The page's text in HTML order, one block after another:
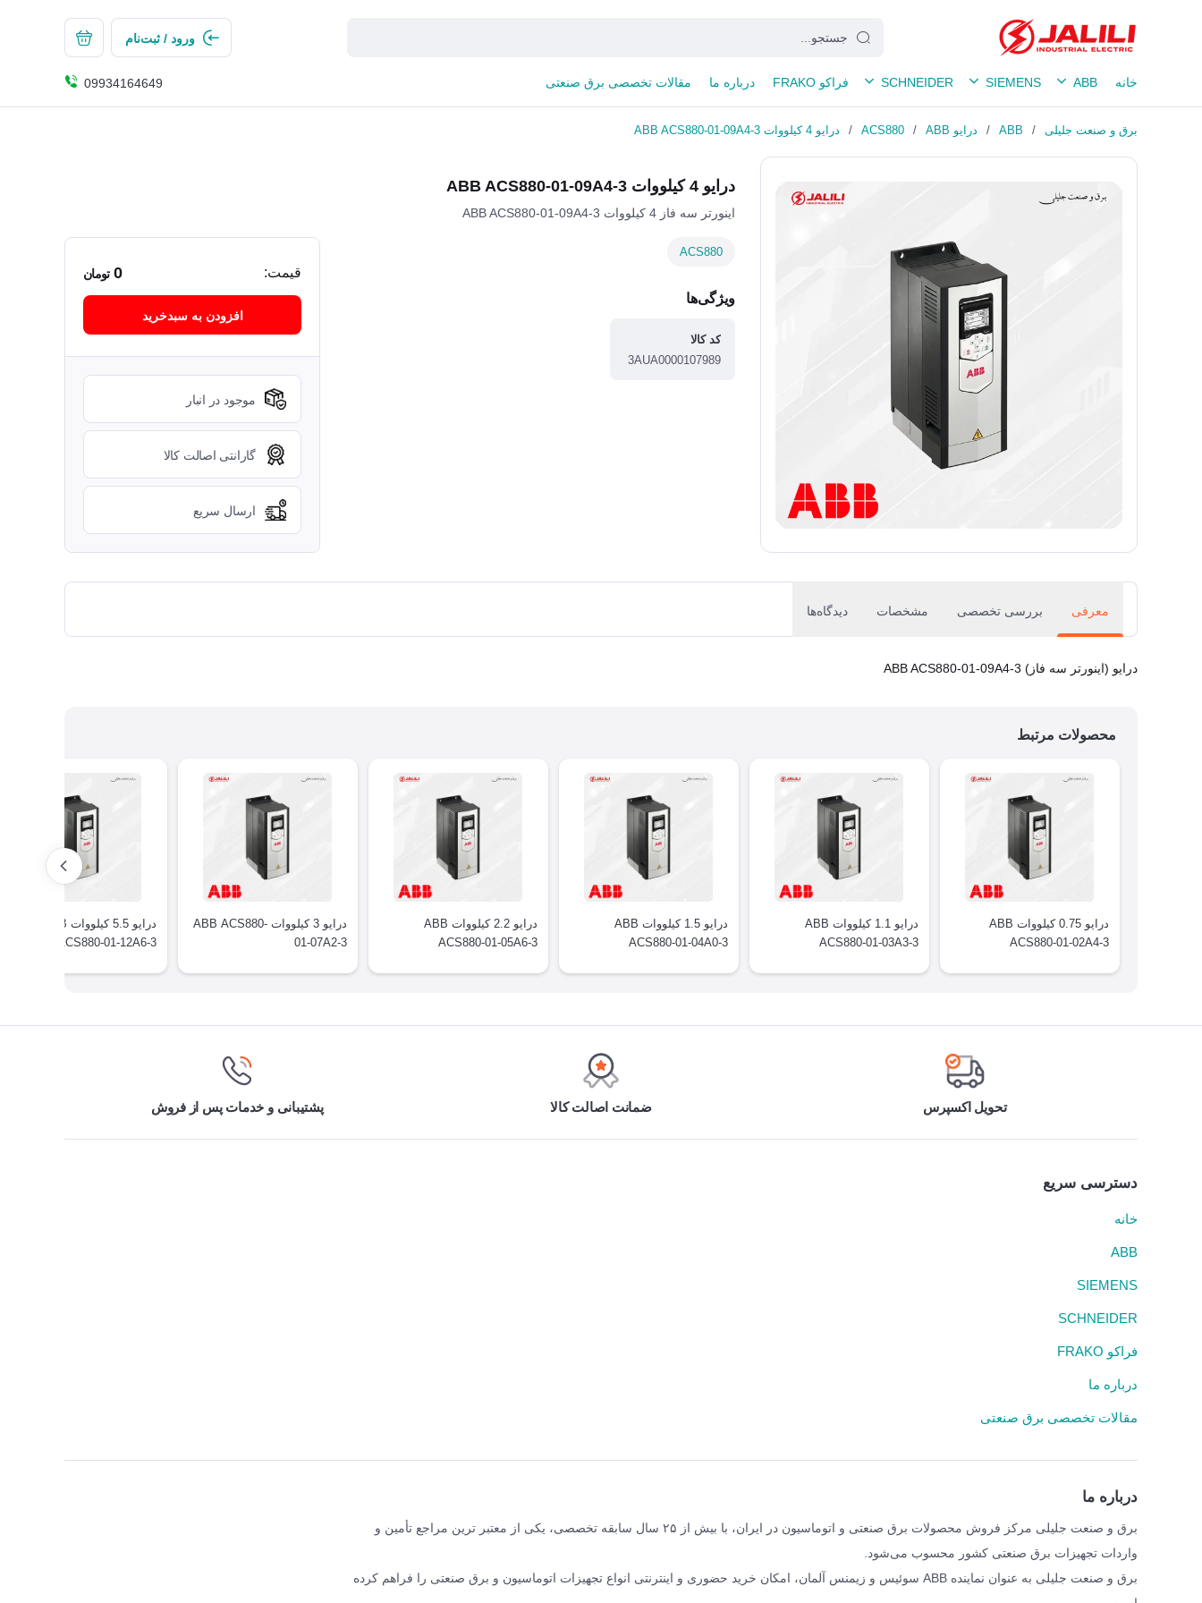
ورود / ثبت‌نام
خانه ABB
SIEMENS
SCHNEIDER فراکو FRAKO درباره ما مقالات تخصصی برق صنعتی 09934164649
برق و صنعت جلیلی /
ABB
/ درایو ABB /
ACS880
/ درایو 4 کیلووات ABB ACS880-01-09A4-3
درایو 4 کیلووات ABB ACS880-01-09A4-3
اینورتر سه فاز 4 کیلووات ABB ACS880-01-09A4-3
ACS880
ویژگی‌ها
کد کالا
3AUA0000107989
قیمت: 0 تومان
افزودن به سبدخرید
موجود در انبار
گارانتی اصالت کالا
ارسال سریع
معرفی بررسی تخصصی مشخصات دیدگاه‌ها
درایو (اینورتر سه فاز) ABB ACS880-01-09A4-3
محصولات مرتبط
درایو 0.75 کیلووات ABB
ACS880-01-02A4-3
درایو 1.1 کیلووات ABB
ACS880-01-03A3-3
درایو 1.5 کیلووات ABB
ACS880-01-04A0-3
درایو 2.2 کیلووات ABB
ACS880-01-05A6-3
درایو 3 کیلووات ABB ACS880-
01-07A2-3
درایو 5.5 کیلووات ABB
ACS880-01-12A6-3
تحویل اکسپرس ضمانت اصالت کالا پشتیبانی و خدمات پس از فروش
دسترسی سریع
خانه
ABB
SIEMENS
SCHNEIDER
فراکو FRAKO
درباره ما
مقالات تخصصی برق صنعتی
درباره ما
برق و صنعت جلیلی مرکز فروش محصولات برق صنعتی و اتوماسیون در ایران، با بیش از ۲۵ سال سابقه تخصصی، یکی از معتبر ترین مراجع تأمین و
واردات تجهیزات برق صنعتی کشور محسوب می‌شود.
برق و صنعت جلیلی به عنوان نماینده ABB سوئیس و زیمنس آلمان، امکان خرید حضوری و اینترنتی انواع تجهیزات اتوماسیون و برق صنعتی را فراهم کرده